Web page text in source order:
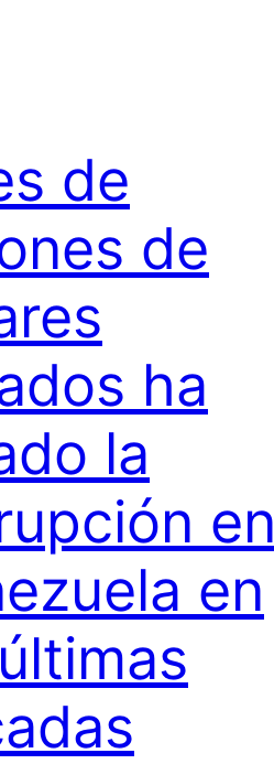
de
de
ha
la
en
en